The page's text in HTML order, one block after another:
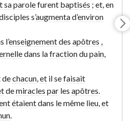
saparolefurent baptisés ; et , en
s’augmentad’environ
l’enseignementdes apôtres
dans lafractiondupain
dechacun et il sefaisait
demiracles par les apôtres
étaientdans le même lieu et